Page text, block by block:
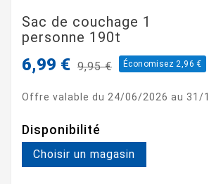
Sac de couchage 1
personne 190t
6,99 € 9,95 € Économisez 2,96 €
Offre valable du 24/06/2026 au 31/
Disponibilité
Choisir un magasin